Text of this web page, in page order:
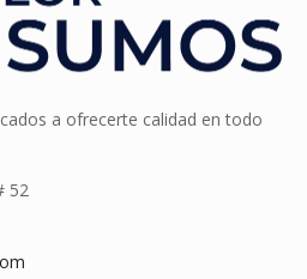
a ofrecerte calidad en todo
52